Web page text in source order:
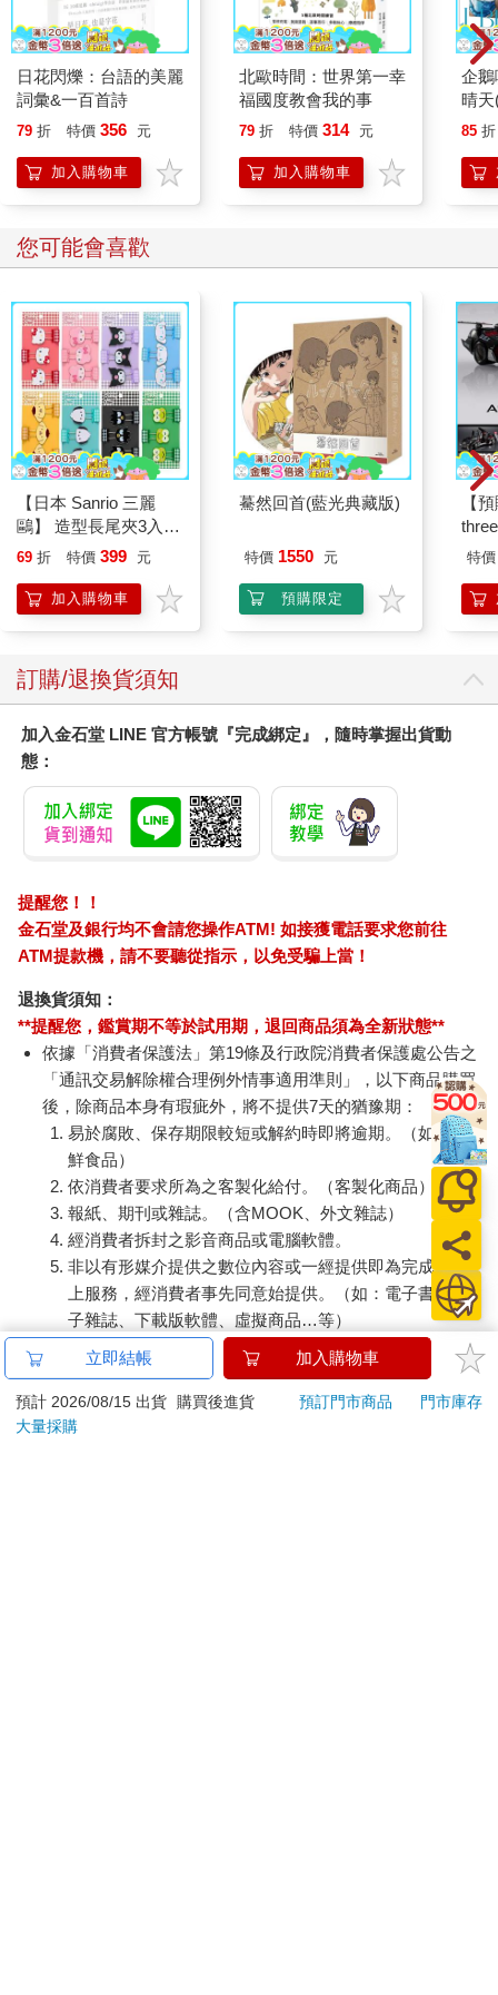
日花閃爍：台語的美麗
詞彙&一百首詩
79 折 特價 356 元
加入購物車
北歐時間：世界第一幸
福國度教會我的事
79 折 特價 314 元
加入購物車
企
晴天
「
85 折
您可能會喜歡
【日本 Sanrio 三麗
鷗】 造型長尾夾3入組
(8款可選) 凱蒂貓 Hello
企鵝
69 折 特價 399 元
加入購物車
驀然回首(藍光典藏版)
特價 1550 元
預購限定
【
VA
特價
訂購/退換貨須知
加入金石堂 LINE 官方帳號『完成綁定』，隨時掌握出貨動
態：
提醒您！！
金石堂及銀行均不會請您操作ATM! 如接獲電話要求您前往
ATM提款機，請不要聽從指示，以免受騙上當！
退換貨須知：
**提醒您，鑑賞期不等於試用期，退回商品須為全新狀態**
依據「消費者保護法」第19條及行政院消費者保護處公告之
「通訊交易解除權合理例外情事適用準則」，以下商品購買
後，除商品本身有瑕疵外，將不提供7天的猶豫期：
易於腐敗、保存期限較短或解約時即將逾期。（如：生
鮮食品）
依消費者要求所為之客製化給付。（客製化商品）
報紙、期刊或雜誌。（含MOOK、外文雜誌）
經消費者拆封之影音商品或電腦軟體。
非以有形媒介提供之數位內容或一經提供即為完成之線
上服務，經消費者事先同意始提供。（如：電子書、電
子雜誌、下載版軟體、虛擬商品…等）
已拆封之個人衛生用品。（如：內衣褲、刮鬍刀、除毛
若非上列種類商品，均享有到貨7天的猶豫期（含例假
日）。
立即結帳 加入購物車
預計 2026/08/15 出貨 購買後進貨 預訂門市商品
門市庫存
大量採購